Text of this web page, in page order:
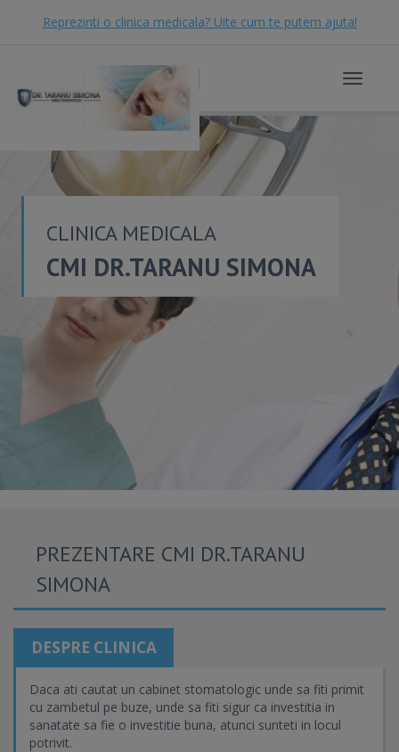
Reprezinti o clinica medicala? Uite cum te putem ajuta!
Toggle
CLINICA MEDICALA
CMI DR.TARANU SIMONA
PREZENTARE CMI DR.TARANU
SIMONA
DESPRE CLINICA
Daca ati cautat un cabinet stomatologic unde sa fiti primit
cu zambetul pe buze, unde sa fiti sigur ca investitia in
sanatate sa fie o investitie buna, atunci sunteti in locul
potrivit.